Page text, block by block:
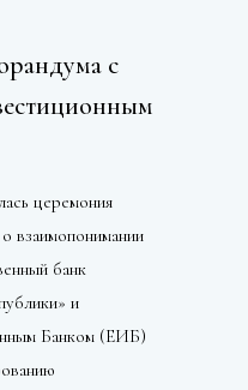
с
церемония
взаимопонимании
банк
и
Банком (ЕИБ)